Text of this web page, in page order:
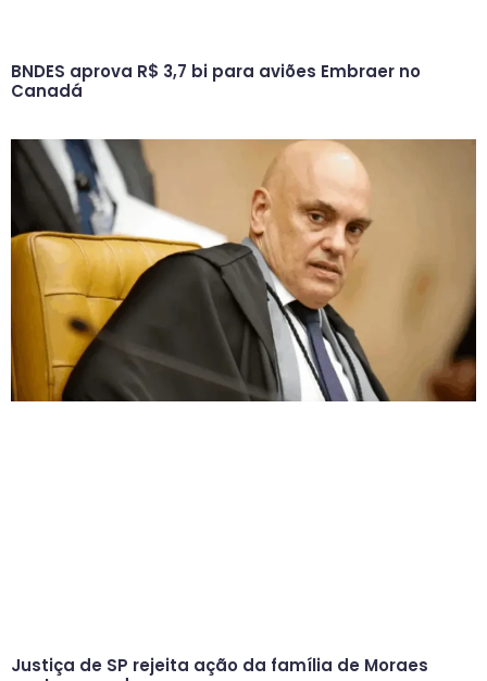
BNDES aprova R$ 3,7 bi para aviões Embraer no
Canadá
Justiça de SP rejeita ação da família de Moraes